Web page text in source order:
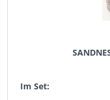
Im Set: